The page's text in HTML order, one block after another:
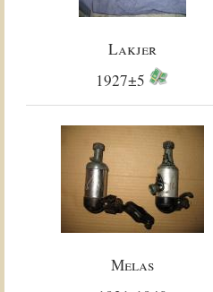
Lakjer
1927±5
Melas